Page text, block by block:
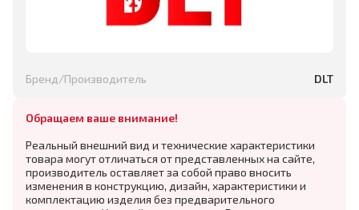
Бренд/Производитель DLT
Обращаем ваше внимание!
Реальный внешний вид и технические характеристики
товара могут отличаться от представленных на сайте,
производитель оставляет за собой право вносить
изменения в конструкцию, дизайн, характеристики и
комплектацию изделия без предварительного